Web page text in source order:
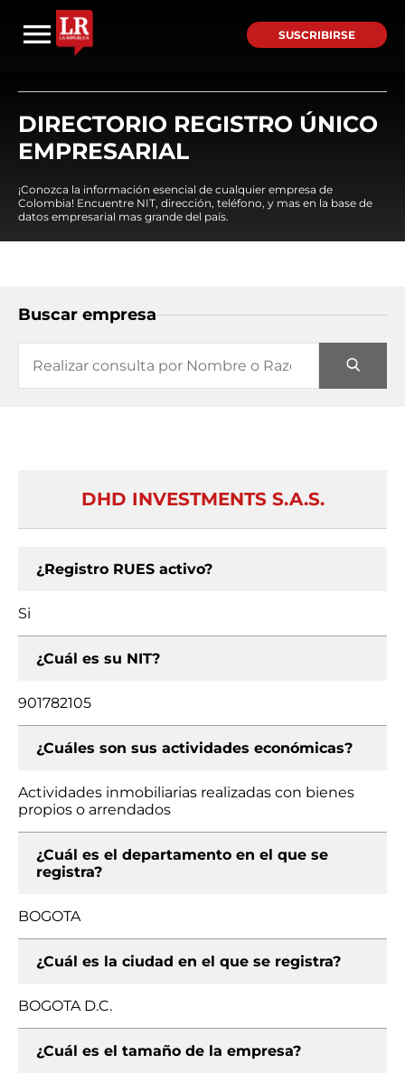
SUSCRIBIRSE
DIRECTORIO REGISTRO ÚNICO
EMPRESARIAL
¡Conozca la información esencial de cualquier empresa de
Colombia! Encuentre NIT, dirección, teléfono, y mas en la base de
datos empresarial mas grande del país.
Buscar empresa
DHD INVESTMENTS S.A.S.
¿Registro RUES activo?
Si
¿Cuál es su NIT?
901782105
¿Cuáles son sus actividades económicas?
Actividades inmobiliarias realizadas con bienes
propios o arrendados
¿Cuál es el departamento en el que se
registra?
BOGOTA
¿Cuál es la ciudad en el que se registra?
BOGOTA D.C.
¿Cuál es el tamaño de la empresa?